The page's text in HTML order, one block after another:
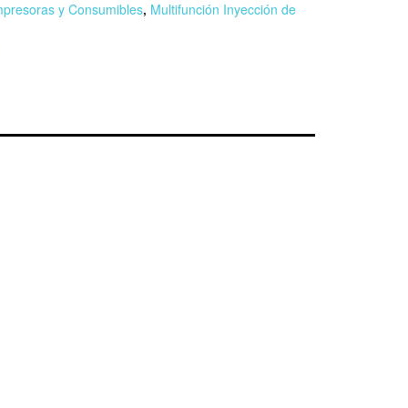
y Consumibles, Multifunción Inyección de